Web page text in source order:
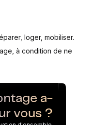
loger, mobiliser.
à condition de ne
a-
vous ?